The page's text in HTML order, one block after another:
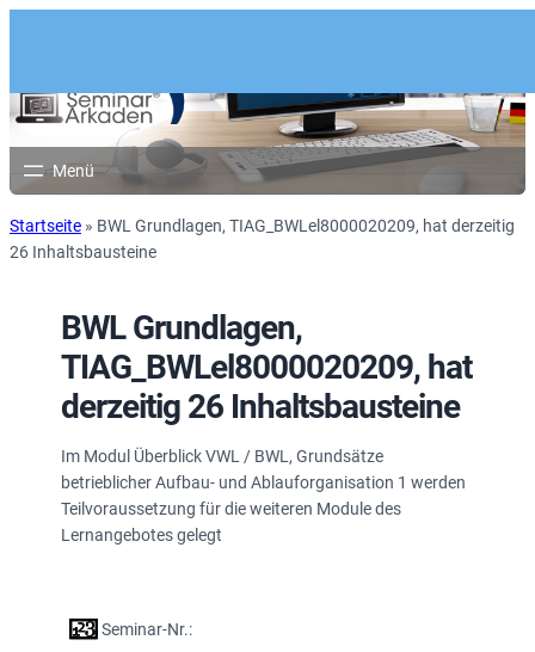
Startseite » BWL Grundlagen, TIAG_BWLel8000020209, hat derzeitig
26 Inhaltsbausteine
BWL Grundlagen,
TIAG_BWLel8000020209, hat
derzeitig 26 Inhaltsbausteine
Im Modul Überblick VWL / BWL, Grundsätze
betrieblicher Aufbau- und Ablauforganisation 1 werden
Teilvoraussetzung für die weiteren Module des
Lernangebotes gelegt
Seminar-Nr.: